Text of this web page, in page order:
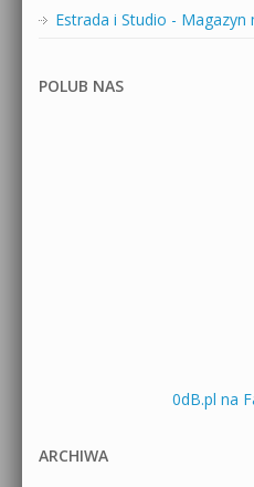
Estrada i Studio -
POLUB NAS
0dB.pl na
ARCHIWA